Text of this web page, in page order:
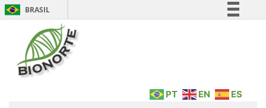
BRASIL
Legislação
PT EN ES